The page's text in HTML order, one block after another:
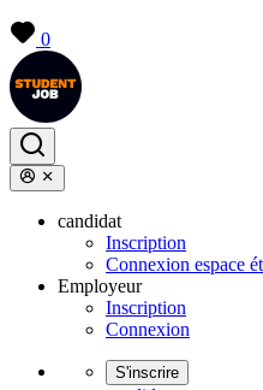
0
candidat
Inscription
Connexion espace
Employeur
Inscription
Connexion
S'inscrire